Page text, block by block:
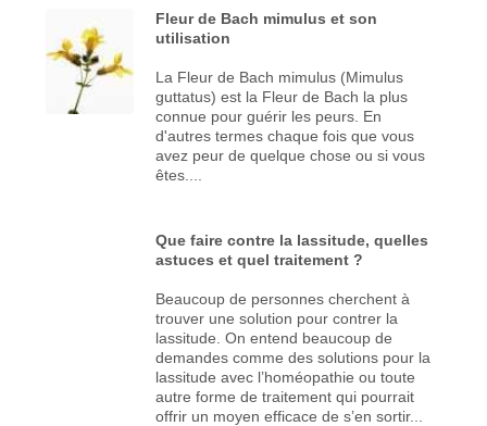
Fleur de Bach mimulus et son
utilisation
La Fleur de Bach mimulus (Mimulus
guttatus) est la Fleur de Bach la plus
connue pour guérir les peurs. En
d'autres termes chaque fois que vous
avez peur de quelque chose ou si vous
êtes....
Que faire contre la lassitude, quelles
astuces et quel traitement ?
Beaucoup de personnes cherchent à
trouver une solution pour contrer la
lassitude. On entend beaucoup de
demandes comme des solutions pour la
lassitude avec l’homéopathie ou toute
autre forme de traitement qui pourrait
offrir un moyen efficace de s’en sortir...